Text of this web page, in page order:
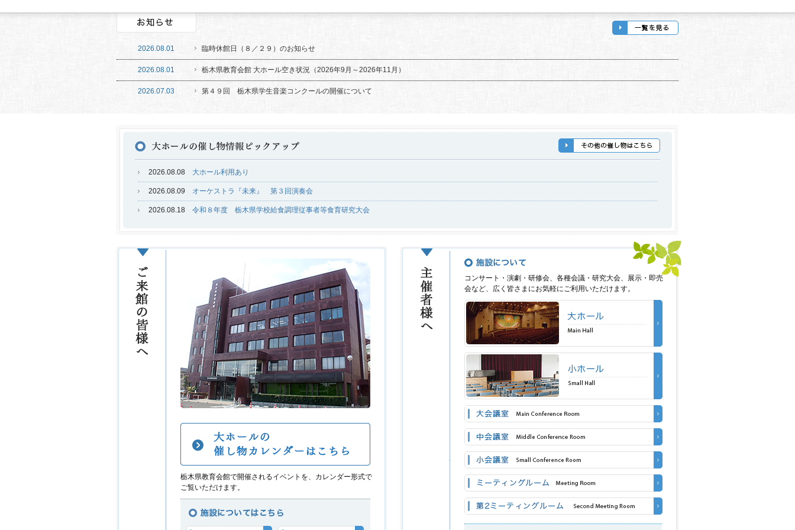
2026.08.01 臨時休館日（８／２９）のお知らせ
2026.08.01 栃木県教育会館 大ホール空き状況（2026年9月～2026年11月）
2026.07.03 第４９回 栃木県学生音楽コンクールの開催について
2026.08.08 大ホール利用あり
2026.08.09 オーケストラ『未来』 第３回演奏会
2026.08.18 令和８年度 栃木県学校給食調理従事者等食育研究大会
栃木県教育会館で開催されるイベントを、カレンダー形式で
ご覧いただけます。
コンサート・演劇・研修会、各種会議・研究大会、展示・即売
会など、広く皆さまにお気軽にご利用いただけます。